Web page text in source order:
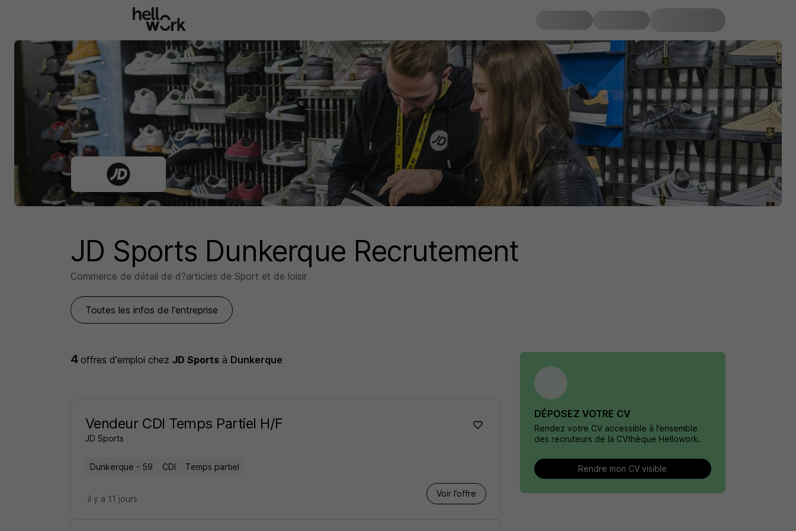
JD Sports Dunkerque Recrutement
Commerce de détail de d?articles de Sport et de loisir
Toutes les infos de l'entreprise
4offres d'emploichezJD Sports à Dunkerque
Vendeur CDI Temps Partiel H/F
JD Sports
Dunkerque - 59 CDI Temps partiel
Voir l’offre
il y a 11 jours
DÉPOSEZ VOTRE CV
Rendez votre CV accessible à l’ensemble
des recruteurs de la CVthèque Hellowork.
Rendre mon CV visible